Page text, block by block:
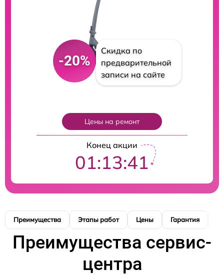
-20%
Скидка по
предварительной
записи на сайте
Цены на ремонт
Конец акции
01:13:40
Преимущества Этапы работ Цены Гарантия
Преимущества сервис-
центра